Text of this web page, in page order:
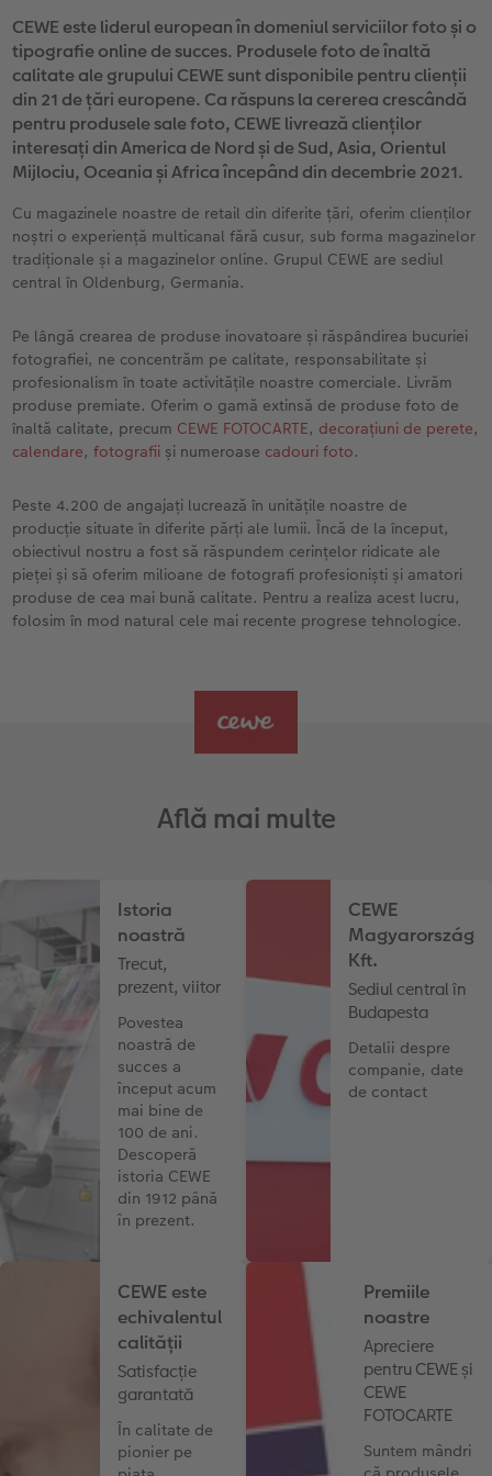
Cum funcționează
CEWE FOTOCARTE Kids
CEWE FOTOCARTE Art Collection
Dimensiunea imaginii
Poster Premium
Art Prints
Fotografii standard
Cutii cu fotografii
Set fotografii
Fotosticker
Instant Foto
Galerie foto
Fotografie pe Forex
Panou de întâmpinare nuntă
Baghete pentru poster
Hexxas
Fotografie pe lemn
Decorațiuni de perete din mai multe părți
Colaje foto
Fotografii retro XXL
Lumea animalelor de companie
Rechizite școlare și de birou
Cutii de cadou
Textile
Art Prints
Calendare foto
CEWE FOTOCARTE Kids
Idei cadouri unice
Idei de cadouri pentru cei dragi
Interviuri
Călătorie
Nuntă
Absolvire
CEWE este liderul european în domeniul serviciilor foto și o
tipografie online de succes. Produsele foto de înaltă
calitate ale grupului CEWE sunt disponibile pentru clienții
din 21 de țări europene. Ca răspuns la cererea crescândă
pentru produsele sale foto, CEWE livrează clienților
interesați din America de Nord și de Sud, Asia, Orientul
Mijlociu, Oceania și Africa începând din decembrie 2021.
Cu magazinele noastre de retail din diferite țări, oferim clienților
noștri o experiență multicanal fără cusur, sub forma magazinelor
tradiționale și a magazinelor online. Grupul CEWE are sediul
central în Oldenburg, Germania.
Pe lângă crearea de produse inovatoare și răspândirea bucuriei
fotografiei, ne concentrăm pe calitate, responsabilitate și
profesionalism în toate activitățile noastre comerciale. Livrăm
produse premiate. Oferim o gamă extinsă de produse foto de
înaltă calitate, precum CEWE FOTOCARTE, decorațiuni de perete,
calendare,fotografii și numeroase cadouri foto.
Peste 4.200 de angajați lucrează în unitățile noastre de
producție situate în diferite părți ale lumii. Încă de la început,
obiectivul nostru a fost să răspundem cerințelor ridicate ale
pieței și să oferim milioane de fotografi profesioniști și amatori
produse de cea mai bună calitate. Pentru a realiza acest lucru,
folosim în mod natural cele mai recente progrese tehnologice.
Află mai multe
Istoria
noastră
Trecut,
prezent, viitor
Povestea
noastră de
succes a
început acum
mai bine de
100 de ani.
Descoperă
istoria CEWE
din 1912 până
în prezent.
CEWE
Magyarország
Kft.
Sediul central în
Budapesta
Detalii despre
companie, date
de contact
CEWE este
echivalentul
calității
Satisfacție
garantată
În calitate de
pionier pe
Premiile
noastre
Apreciere
pentru CEWE și
CEWE
FOTOCARTE
Suntem mândri